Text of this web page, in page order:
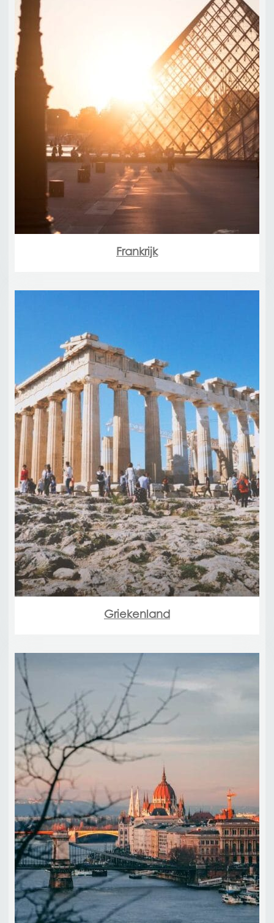
Frankrijk
Griekenland